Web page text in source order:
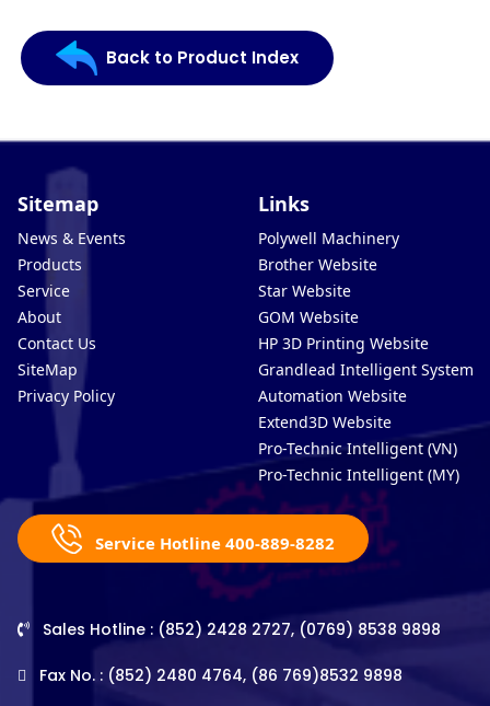
Back to Product Index
Sitemap
News & Events
Products
Service
About
Contact Us
SiteMap
Privacy Policy
Links
Polywell Machinery
Brother Website
Star Website
GOM Website
HP 3D Printing Website
Grandlead Intelligent Systems
Automation Website
Extend3D Website
Pro-Technic Intelligent (VN)
Pro-Technic Intelligent (MY)
Service Hotline 400-889-8282
Sales Hotline : (852) 2428 2727, (0769) 8538 9898
Fax No. : (852) 2480 4764, (86 769)8532 9898